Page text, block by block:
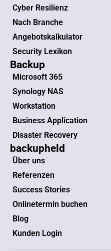
Cyber Resilienz
Nach Branche
Angebotskalkulator
Security Lexikon
Backup
Microsoft 365
Synology NAS
Workstation
Business Application
Disaster Recovery
backupheld
Über uns
Referenzen
Success Stories
Onlinetermin buchen
Blog
Kunden Login